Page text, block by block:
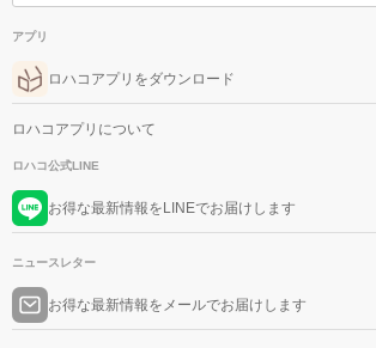
アプリ
ロハコアプリをダウンロード
ロハコアプリについて
ロハコ公式LINE
お得な最新情報をLINEでお届けします
ニュースレター
お得な最新情報をメールでお届けします